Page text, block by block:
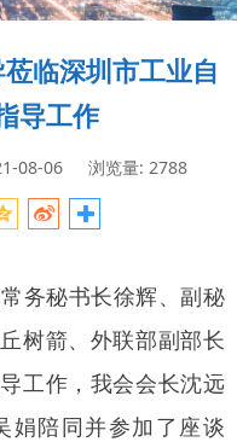
临深圳市工业自
导工作
08-06 浏览量: 2788
务秘书长徐辉、副秘
树箭、外联部副部长
工作，我会会长沈远
娟陪同并参加了座谈